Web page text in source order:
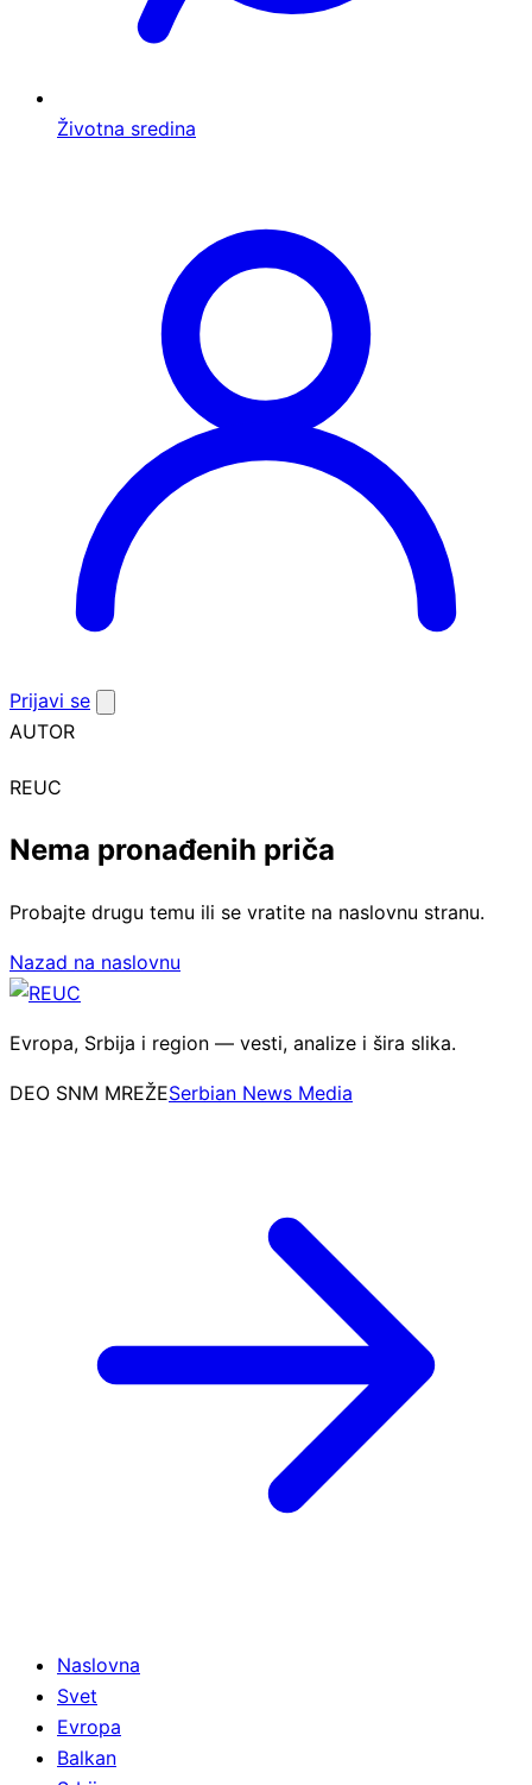
Životna sredina
Prijavi se
pretragu
AUTOR
REUC
Nema pronađenih priča
Probajte drugu temu ili se vratite na naslovnu stranu.
Nazad na naslovnu
Evropa, Srbija i region — vesti, analize i šira slika.
DEO SNM MREŽESerbian News Media
Naslovna
Svet
Evropa
Balkan